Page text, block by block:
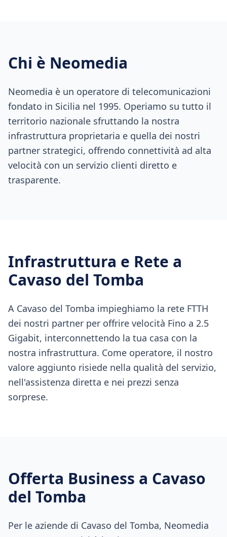
Chi è Neomedia
Neomedia è un operatore di telecomunicazioni
fondato in Sicilia nel 1995. Operiamo su tutto il
territorio nazionale sfruttando la nostra
infrastruttura proprietaria e quella dei nostri
partner strategici, offrendo connettività ad alta
velocità con un servizio clienti diretto e
trasparente.
Infrastruttura e Rete a
Cavaso del Tomba
A Cavaso del Tomba impieghiamo la rete FTTH
dei nostri partner per offrire velocità Fino a 2.5
Gigabit, interconnettendo la tua casa con la
nostra infrastruttura. Come operatore, il nostro
valore aggiunto risiede nella qualità del servizio,
nell'assistenza diretta e nei prezzi senza
sorprese.
Offerta Business a Cavaso
del Tomba
Per le aziende di Cavaso del Tomba, Neomedia